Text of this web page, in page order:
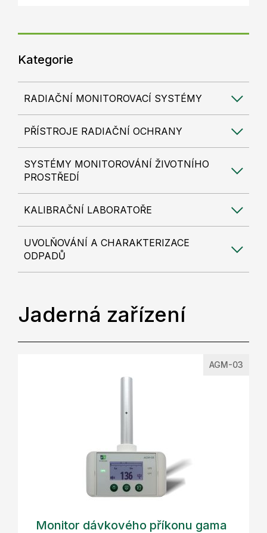
Kategorie
RADIAČNÍ MONITOROVACÍ SYSTÉMY
PŘÍSTROJE RADIAČNÍ OCHRANY
SYSTÉMY MONITOROVÁNÍ ŽIVOTNÍHO
PROSTŘEDÍ
KALIBRAČNÍ LABORATOŘE
UVOLŇOVÁNÍ A CHARAKTERIZACE
ODPADŮ
Jaderná zařízení
AGM-03
Monitor dávkového příkonu gama